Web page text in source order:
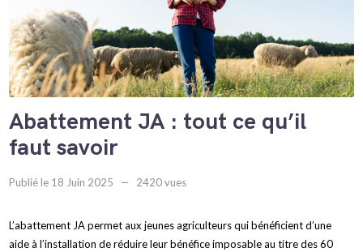
Abattement JA : tout ce qu’il
faut savoir
Publié le 18 Juin 2025 2420 vues
L’abattement JA permet aux jeunes agriculteurs qui bénéficient d’une
aide à l’installation de réduire leur bénéfice imposable au titre des 60